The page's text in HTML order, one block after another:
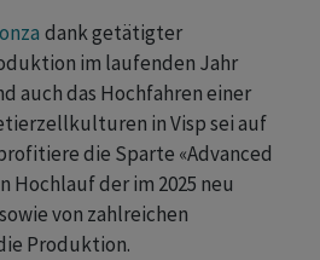
dank getätigter
im laufenden Jahr
auch das Hochfahren einer
in Visp sei auf
die Sparte «Advanced
Hochlauf der im 2025 neu
von zahlreichen
Produktion.